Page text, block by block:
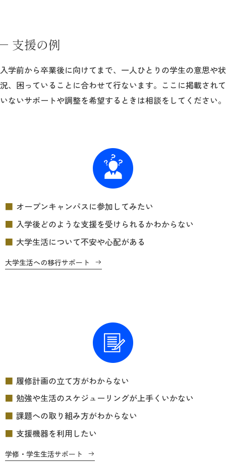
キャンパス
案内
支援の例
入学前から卒業後に向けてまで、一人ひとりの学生の意思や状
況、困っていることに合わせて行ないます。ここに掲載されて
いないサポートや調整を希望するときは相談をしてください。
オープンキャンパスに参加してみたい
入学後どのような支援を受けられるかわからない
大学生活について不安や心配がある
大学生活への移行サポート
履修計画の立て方がわからない
勉強や生活のスケジューリングが上手くいかない
課題への取り組み方がわからない
支援機器を利用したい
学修・学生生活サポート